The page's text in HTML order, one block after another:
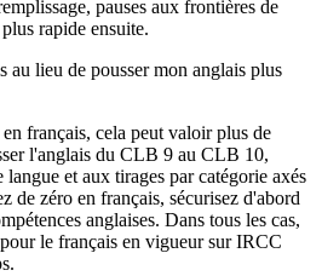
pauses aux frontières de
rapide ensuite.
au lieu de pousser mon anglais plus
français, cela peut valoir plus de
l'anglais du CLB 9 au CLB 10,
langue et aux tirages par catégorie axés
de zéro en français, sécurisez d'abord
anglaises. Dans tous les cas,
le français en vigueur sur IRCC